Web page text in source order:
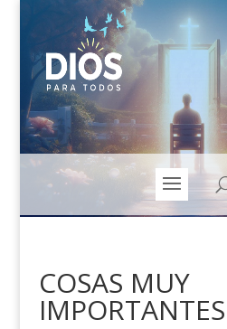
COSAS MUY